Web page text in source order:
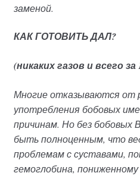
заменой.
КАК ГОТОВИТЬ ДАЛ?
(никаких газов и всего
Многие отказываются от
употребления бобовых
причинам. Но без
быть полноценным, что
проблемам с суставами,
гемоглобина,